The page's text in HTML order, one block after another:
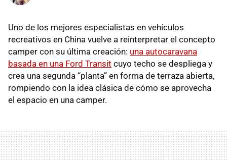
Uno de los mejores especialistas en vehículos
recreativos en China vuelve a reinterpretar el concepto
camper con su última creación: una autocaravana
basada en una Ford Transit cuyo techo se despliega y
crea una segunda “planta” en forma de terraza abierta,
rompiendo con la idea clásica de cómo se aprovecha
el espacio en una camper.